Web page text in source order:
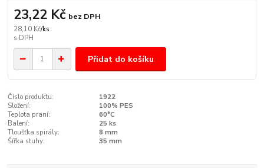
28,10 Kč/ks
23,22 Kč bez DPH
Přidat do košíku
Číslo produktu:
1922
Složení:
100% PES
Teplota praní:
60°C
Balení:
25 ks
Tloušťka spirály:
8 mm
Šířka stuhy:
35 mm